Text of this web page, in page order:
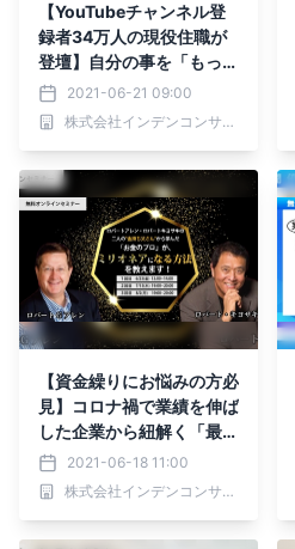
【YouTubeチャンネル登
録者34万人の現役住職が
登壇】自分の事を「もっと
好き」になりましょう
2021-06-21 09:00
株式会社インデンコンサルティング
【資金繰りにお悩みの方必
見】コロナ禍で業績を伸ば
した企業から紐解く「最大
のヒント」とアフターコロ
ナで勝ち抜く企業への道
2021-06-18 11:00
株式会社インデンコンサルティング